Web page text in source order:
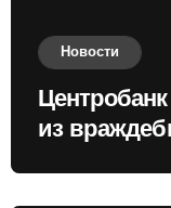
Новости
из